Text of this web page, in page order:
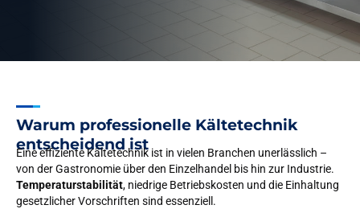
Warum professionelle Kältetechnik
entscheidend ist
Eine effiziente Kältetechnik ist in vielen Branchen unerlässlich –
von der Gastronomie über den Einzelhandel bis hin zur Industrie.
Temperaturstabilität, niedrige Betriebskosten und die Einhaltung
gesetzlicher Vorschriften sind essenziell.